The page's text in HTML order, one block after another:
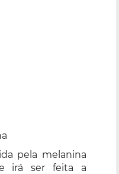
pela melanina
irá ser feita a